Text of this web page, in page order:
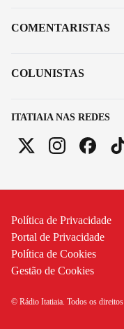
ITATIAIA NAS REDES
COMENTARISTAS
COLUNISTAS
Política de Privacidade
Portal de Privacidade
Política de Cookies
Gestão de Cookies
© Rádio Itatiaia. Todos os direitos